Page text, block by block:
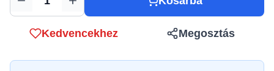
Mennyiség
Kedvencekhez Megosztás